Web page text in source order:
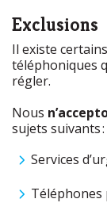
Exclusions
Il existe
téléphoniques
régler.
Nous
sujets suivants :
Services
Téléphones